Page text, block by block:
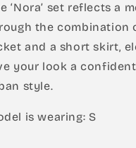
‘Nora’ set reflects a
the combination
and a short skirt,
your look a
style.
is wearing: S